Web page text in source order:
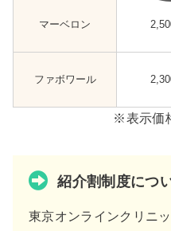
マーベロン
ファボワール
※表示価
紹介割制度につ
東京オンラインクリニ